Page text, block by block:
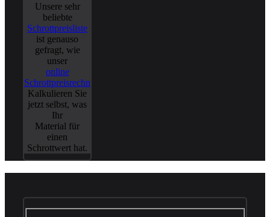
Unsere sehr
beliebte
Schrottpreisliste
ist genauso
gefragt, wie
unser
online
Schrottpreisrechner
Kalkulieren Sie
jetzt selbst, was
Ihr
Material für
einen
Schrottwert hat.